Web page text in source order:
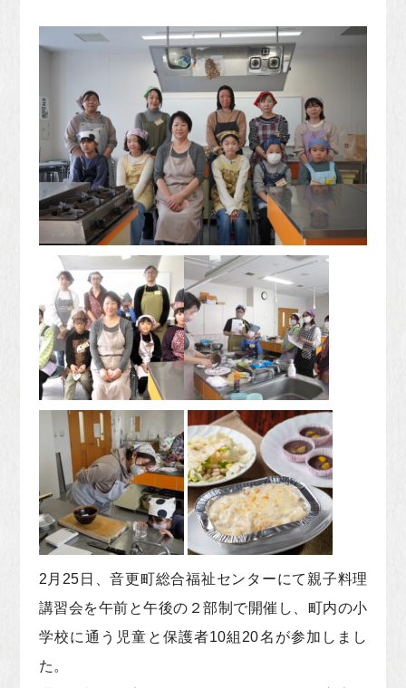
2月25日、音更町総合福祉センターにて親子料理
講習会を午前と午後の２部制で開催し、町内の小
学校に通う児童と保護者10組20名が参加しまし
た。